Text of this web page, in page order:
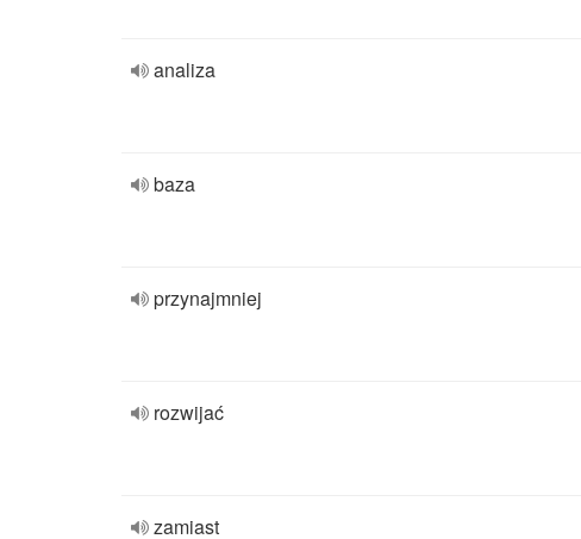
analiza
baza
przynajmniej
rozwijać
zamiast